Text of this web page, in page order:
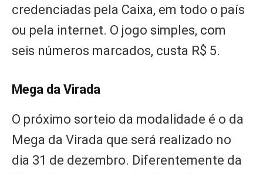
credenciadas pela Caixa, em todo o país
ou pela internet. O jogo simples, com
seis números marcados, custa R$ 5.
Mega da Virada
O próximo sorteio da modalidade é o da
Mega da Virada que será realizado no
dia 31 de dezembro. Diferentemente da